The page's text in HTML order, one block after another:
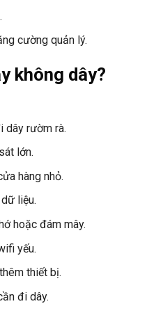
cường quản lý.
không dây?
dây rườm rà.
lớn.
hàng nhỏ.
liệu.
hoặc đám mây.
yếu.
thiết bị.
đi dây.